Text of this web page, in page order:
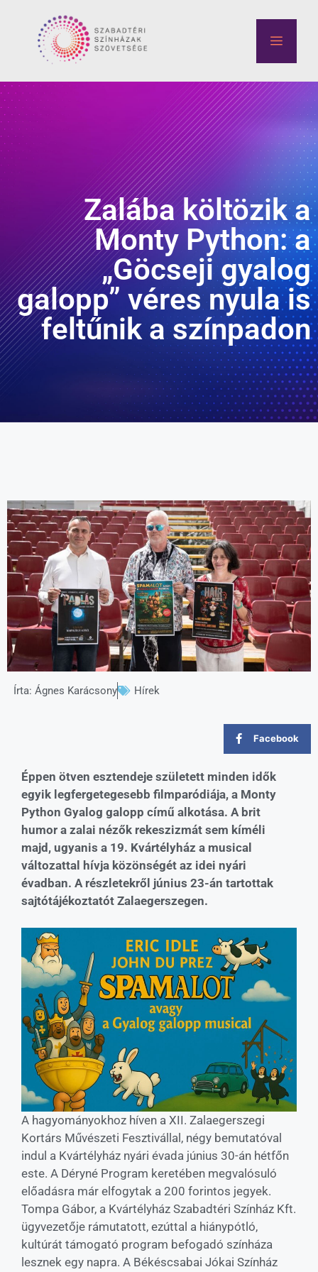
Zalába költözik a
Monty Python: a
„Göcseji gyalog
galopp” véres nyula is
feltűnik a színpadon
Írta: Ágnes Karácsony Hírek
Facebook
Éppen ötven esztendeje született minden idők
egyik legfergetegesebb filmparódiája, a Monty
Python Gyalog galopp című alkotása. A brit
humor a zalai nézők rekeszizmát sem kíméli
majd, ugyanis a 19. Kvártélyház a musical
változattal hívja közönségét az idei nyári
évadban. A részletekről június 23-án tartottak
sajtótájékoztatót Zalaegerszegen.
A hagyományokhoz híven a XII. Zalaegerszegi
Kortárs Művészeti Fesztivállal, négy bemutatóval
indul a Kvártélyház nyári évada június 30-án hétfőn
este. A Déryné Program keretében megvalósuló
előadásra már elfogytak a 200 forintos jegyek.
Tompa Gábor, a Kvártélyház Szabadtéri Színház Kft.
ügyvezetője rámutatott, ezúttal a hiánypótló,
kultúrát támogató program befogadó színháza
lesznek egy napra. A Békéscsabai Jókai Színház